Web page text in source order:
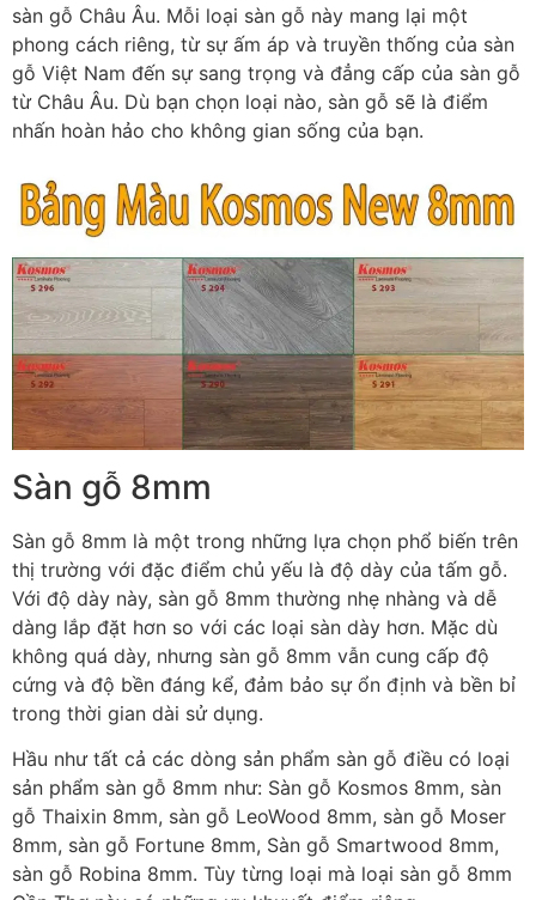
sàn gỗ Châu Âu. Mỗi loại sàn gỗ này mang lại một
phong cách riêng, từ sự ấm áp và truyền thống của sàn
gỗ Việt Nam đến sự sang trọng và đẳng cấp của sàn gỗ
từ Châu Âu. Dù bạn chọn loại nào, sàn gỗ sẽ là điểm
nhấn hoàn hảo cho không gian sống của bạn.
Sàn gỗ 8mm
Sàn gỗ 8mm là một trong những lựa chọn phổ biến trên
thị trường với đặc điểm chủ yếu là độ dày của tấm gỗ.
Với độ dày này, sàn gỗ 8mm thường nhẹ nhàng và dễ
dàng lắp đặt hơn so với các loại sàn dày hơn. Mặc dù
không quá dày, nhưng sàn gỗ 8mm vẫn cung cấp độ
cứng và độ bền đáng kể, đảm bảo sự ổn định và bền bỉ
trong thời gian dài sử dụng.
Hầu như tất cả các dòng sản phẩm sàn gỗ điều có loại
sản phẩm sàn gỗ 8mm như: Sàn gỗ Kosmos 8mm, sàn
gỗ Thaixin 8mm, sàn gỗ LeoWood 8mm, sàn gỗ Moser
8mm, sàn gỗ Fortune 8mm, Sàn gỗ Smartwood 8mm,
sàn gỗ Robina 8mm. Tùy từng loại mà loại sàn gỗ 8mm